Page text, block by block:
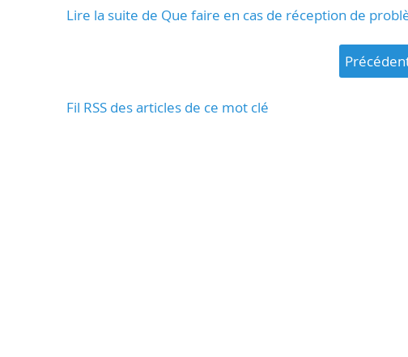
Lire la suite de Que faire en cas de réception de
Fil RSS des articles de ce mot clé